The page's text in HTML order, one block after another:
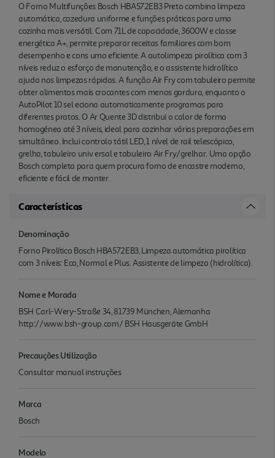
O Forno Multifunções Bosch HBA572EB3 Preto combina limpeza
automática, cozedura uniforme e funções práticas para uma
cozinha mais versátil. Com 71L de capacidade, 3600W e classe
energética A+, permite preparar receitas familiares com bom
desempenho e cons umo eficiente. A autolimpeza pirolítica com 3
níveis reduz o esforço de manutenção, e o assistente hidrolítico
ajuda nas limpezas rápidas. A função Air Fry com tabuleiro permite
obter alimentos mais crocantes com menos gordura, enquanto o
AutoPilot 10 sel eciona automaticamente programas para
diferentes pratos. O Ar Quente 3D distribui o calor de forma
homogénea até 3 níveis, ideal para cozinhar várias preparações em
simultâneo. Inclui controlo tátil LED, 1 nível de rail telescópico,
grelha, tabuleiro univ ersal e tabuleiro Air Fry/grelhar. Uma opção
Bosch completa para quem procura forno de encastre moderno,
eficiente e fácil de manter.
Características
Denominação
Forno Pirolítico Bosch HBA572EB3, Limpeza automática pirolítica
com 3 níveis: Eco, Normal e Plus. Assistente de limpeza (hidrolítica).
Nome e Morada
BSH Carl-Wery-Straße 34, 81739 München, Alemanha
http://www.bsh-group.com/ BSH Hausgeräte GmbH
Precauções Utilização
Consultar manual instruções
Marca
Bosch
Modelo